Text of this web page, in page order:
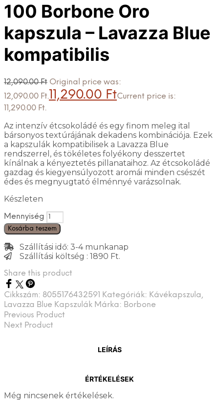
100 Borbone Oro
kapszula – Lavazza Blue
kompatibilis
12,090.00Ft Original price was:
12,090.00 Ft.11,290.00 FtCurrent price is:
11,290.00 Ft.
Az intenzív étcsokoládé és egy finom meleg ital
bársonyos textúrájának dekadens kombinációja. Ezek
a kapszulák kompatibilisek a Lavazza Blue
rendszerrel, és tökéletes folyékony desszertet
kínálnak a kényeztetés pillanataihoz. Az étcsokoládé
gazdag és kiegyensúlyozott aromái minden csészét
édes és megnyugtató élménnyé varázsolnak.
Készleten
Mennyiség
Kosárba teszem
Szállítási idő: 3-4 munkanap
Szállítási költség : 1890 Ft.
Share this product
Cikkszám: 8055176432591 Kategóriák: Kávékapszula,
Lavazza Blue Kapszulák Márka: Borbone
Previous Product
Next Product
LEÍRÁS
ÉRTÉKELÉSEK
Még nincsenek értékelések.